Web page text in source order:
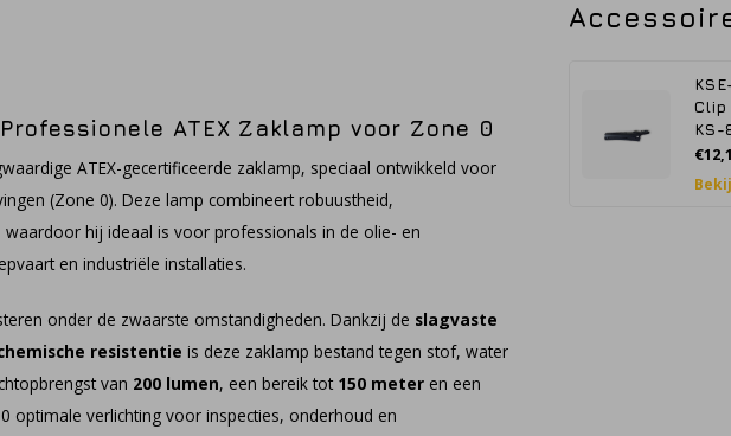
ATEX Zaklamp voor Zone 0
ATEX-gecertificeerde zaklamp, speciaal ontwikkeld voor
(Zone 0). Deze lamp combineert robuustheid,
hij ideaal is voor professionals in de olie- en
en industriële installaties.
onder de zwaarste omstandigheden. Dankzij de slagvaste
resistentie is deze zaklamp bestand tegen stof, water
van 200 lumen, een bereik tot 150 meter en een
optimale verlichting voor inspecties, onderhoud en
Clip
KS-